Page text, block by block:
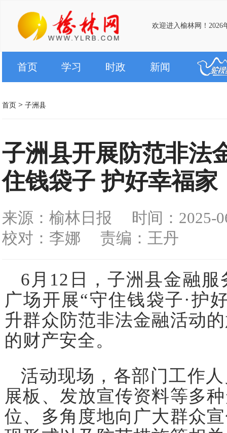
欢迎进入榆林网！2026
首页 学习 时政 新闻
首页 > 子洲县
子洲县开展防范非法
住钱袋子 护好幸福家
来源：榆林日报
时间：2025-
校对：李娜
责编：王丹
6月12日，子洲县金融
广场开展“守住钱袋子·护
升群众防范非法金融活动
的财产安全。
活动现场，各部门工作
展板、发放宣传资料等多
位、多角度地向广大群众